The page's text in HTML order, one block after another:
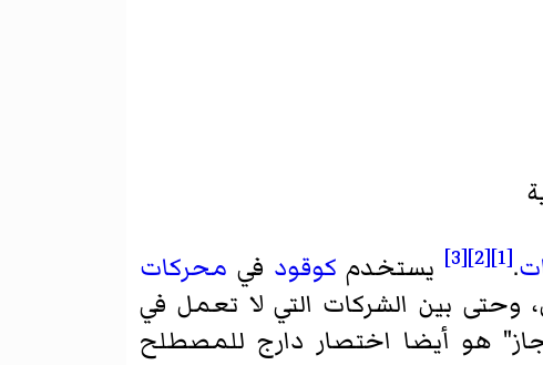
.
[1]
[2]
[3] يستخدم كوقود في محركات
وحتى بين الشركات التي لا تعمل في
هو أيضا اختصار دارج للمصطلح